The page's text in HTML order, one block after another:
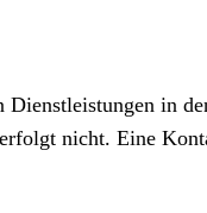
in
nicht. Eine